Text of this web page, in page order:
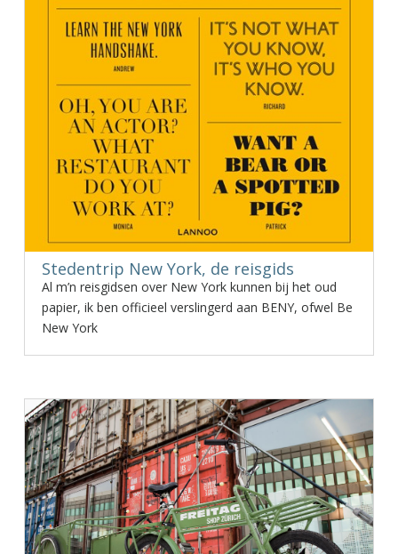
Stedentrip New York, de reisgids
Al m’n reisgidsen over New York kunnen bij het oud
papier, ik ben officieel verslingerd aan BENY, ofwel Be
New York